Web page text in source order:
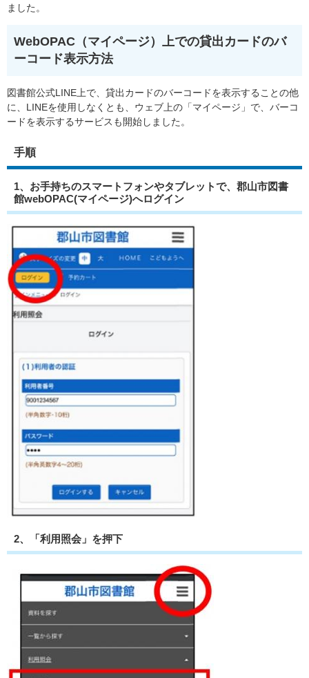
ました。
WebOPAC（マイページ）上での貸出カードのバ
ーコード表示方法​
図書館公式LINE上で、貸出カードのバーコードを表示することの他
に、LINEを使用しなくとも、ウェブ上の「マイページ」で、バーコ
ードを表示するサービスも開始しました。
手順
1、お手持ちのスマートフォンやタブレットで、郡山市図書
館webOPAC(マイページ)へログイン
2、「利用照会」を押下